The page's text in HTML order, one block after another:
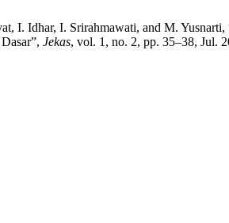
I. Idhar, I. Srirahmawati, and M.
Jekas, vol. 1, no. 2, pp. 35–38, Jul.